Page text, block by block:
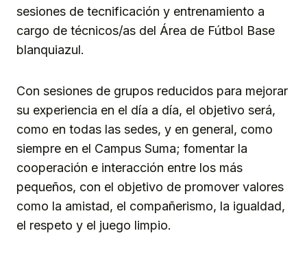
sesiones de tecnificación y entrenamiento a
cargo de técnicos/as del Área de Fútbol Base
blanquiazul.
Con sesiones de grupos reducidos para mejorar
su experiencia en el día a día, el objetivo será,
como en todas las sedes, y en general, como
siempre en el Campus Suma; fomentar la
cooperación e interacción entre los más
pequeños, con el objetivo de promover valores
como la amistad, el compañerismo, la igualdad,
el respeto y el juego limpio.